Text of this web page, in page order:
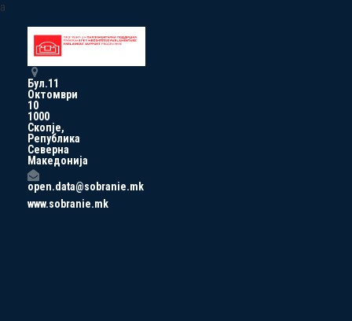
a
Бул.11
Октомври
10
1000
Скопје,
Република
Северна
Македонија
open.data@sobranie.mk
www.sobranie.mk